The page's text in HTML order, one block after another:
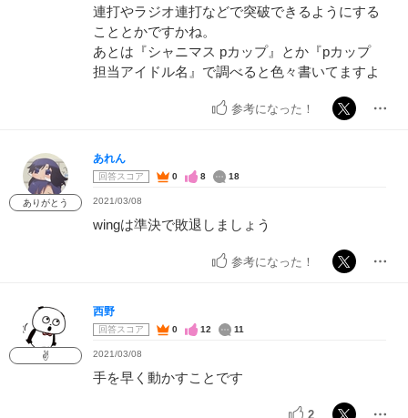
連打やラジオ連打などで突破できるようにする
こととかですかね。
あとは『シャニマス pカップ』とか『pカップ
担当アイドル名』で調べると色々書いてますよ
参考になった！
ありがとう
あれん
回答スコア 0 8 18
2021/03/08
wingは準決で敗退しましょう
参考になった！
✌️
西野
回答スコア 0 12 11
2021/03/08
手を早く動かすことです
2